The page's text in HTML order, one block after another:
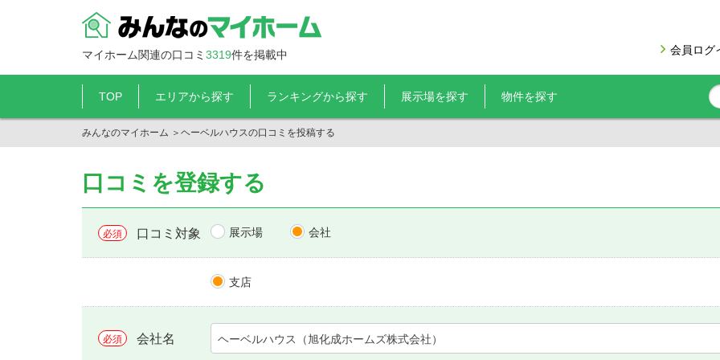
マイホーム関連の口コミ 3319件を掲載中 会員ログ
TOP エリアから探す ランキングから探す 展示場を探す 物件を探す
みんなのマイホーム ＞ ヘーベルハウスの口コミを投稿する
口コミを登録する
必須 口コミ対象 展示場 会社
支店
必須 会社名 ヘーベルハウス（旭化成ホームズ株式会社）